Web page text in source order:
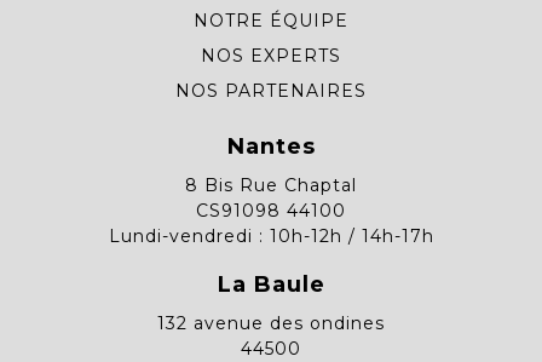
NOTRE ÉQUIPE
NOS EXPERTS
NOS PARTENAIRES
Nantes
8 Bis Rue Chaptal
CS91098 44100
Lundi-vendredi : 10h-12h / 14h-17h
La Baule
132 avenue des ondines
44500